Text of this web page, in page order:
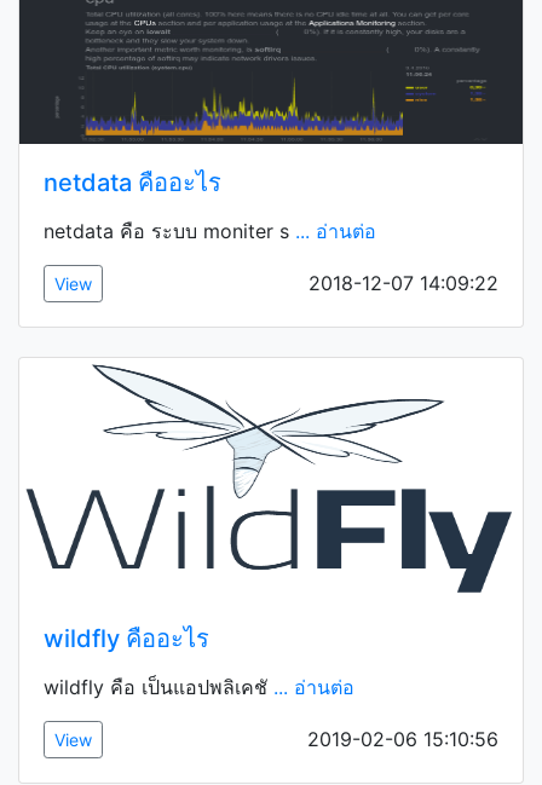
netdata คืออะไร
netdata คือ ระบบ moniter s ... อ่านต่อ
View 2018-12-07 14:09:22
wildfly คืออะไร
wildfly คือ เป็นแอปพลิเคชั ... อ่านต่อ
View 2019-02-06 15:10:56